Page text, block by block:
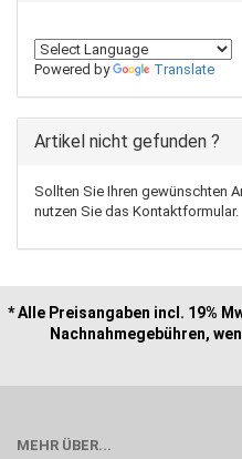
Powered by Translate
Artikel nicht gefunden ?
Sollten Sie Ihren gewünschten
nutzen Sie das Kontaktformular.
* Alle Preisangaben incl. 19%
Nachnahmegebühren,
MEHR ÜBER...